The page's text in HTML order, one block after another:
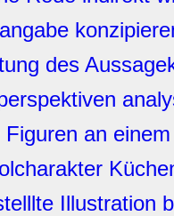
des
Figuren an
Illustration